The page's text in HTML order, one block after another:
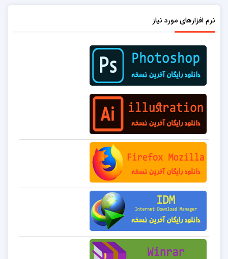
نرم افزارهای مورد نیاز